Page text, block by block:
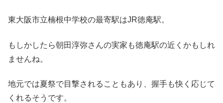
東大阪市立楠根中学校の最寄駅はJR徳庵駅。
もしかしたら朝田淳弥さんの実家も徳庵駅の近くかもしれ
ませんね。
地元では夏祭で目撃されることもあり、握手も快く応じて
くれるそうです。